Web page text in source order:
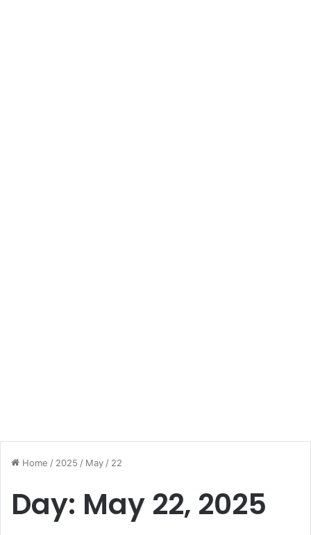
Home / 2025 / May / 22
Day: May 22, 2025